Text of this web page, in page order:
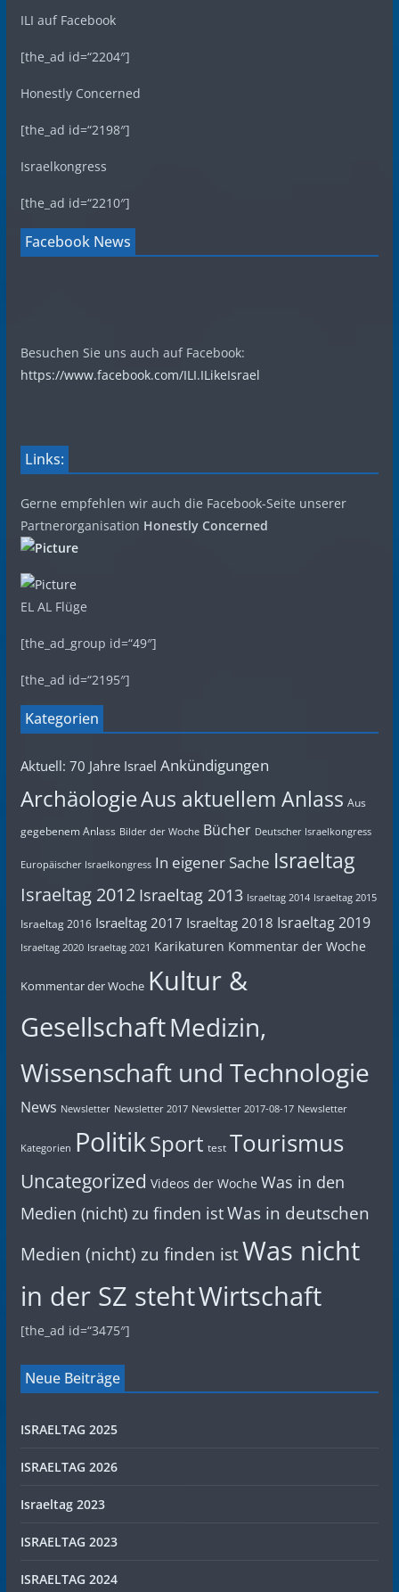
ILI auf Facebook
[the_ad id=“2204″]
Honestly Concerned
[the_ad id=“2198″]
Israelkongress
[the_ad id=“2210″]
Facebook News
Besuchen Sie uns auch auf Facebook:
https://www.facebook.com/ILI.ILikeIsrael
Links:
Gerne empfehlen wir auch die Facebook-Seite unserer
Partnerorganisation Honestly Concerned
EL AL Flüge
[the_ad_group id=“49″]
[the_ad id=“2195″]
Kategorien
Aktuell: 70 Jahre Israel Ankündigungen
ArchäologieAus aktuellem Anlass Aus
gegebenem Anlass Bilder der Woche Bücher Deutscher Israelkongress
Europäischer Israelkongress In eigener Sache Israeltag
Israeltag 2012 Israeltag 2013 Israeltag 2014 Israeltag 2015
Israeltag 2016 Israeltag 2017 Israeltag 2018 Israeltag 2019
Israeltag 2020 Israeltag 2021 Karikaturen Kommentar der Woche
Kommentar der Woche Kultur &
GesellschaftMedizin,
Wissenschaft und Technologie
News Newsletter Newsletter 2017 Newsletter 2017-08-17 Newsletter
Kategorien PolitikSport test Tourismus
Uncategorized Videos der Woche Was in den
Medien (nicht) zu finden istWas in deutschen
Medien (nicht) zu finden istWas nicht
in der SZ stehtWirtschaft
[the_ad id=“3475″]
Neue Beiträge
ISRAELTAG 2025
ISRAELTAG 2026
Israeltag 2023
ISRAELTAG 2023
ISRAELTAG 2024